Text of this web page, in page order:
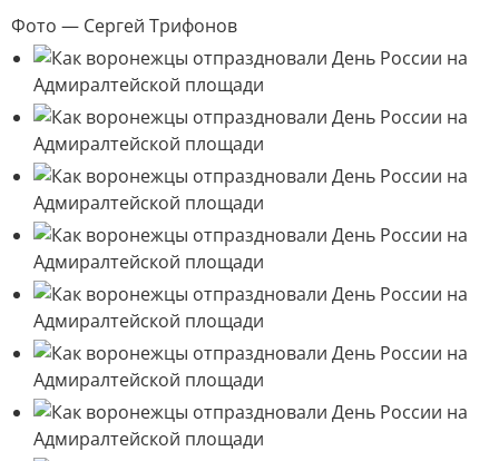
Фото — Сергей Трифонов